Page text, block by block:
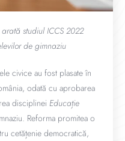
studiul ICCS 2022
de gimnaziu
civice au fost plasate în
odată cu aprobarea
disciplinei Educație
Reforma promitea o
cetățenie democratică,